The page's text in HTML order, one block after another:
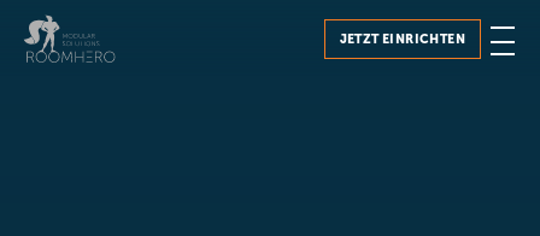
JETZT EINRICHTEN